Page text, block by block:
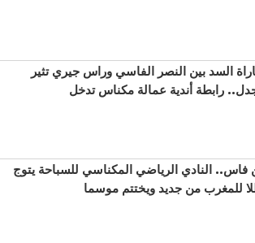
السد بين النصر الفاسي وراس جيري تثير
رابطة أندية عمالة مكناس تدخل
فاس.. النادي الرياضي المكناسي للسباحة يتوج
للمغرب من جديد ويختتم موسما